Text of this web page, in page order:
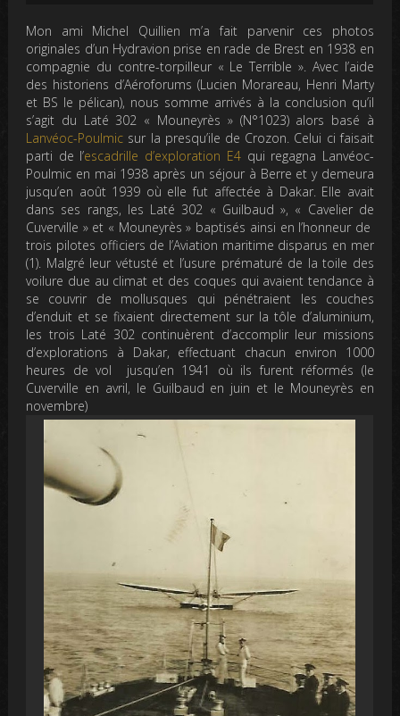
Mon ami Michel Quillien m’a fait parvenir ces photos
originales d’un Hydravion prise en rade de Brest en 1938 en
compagnie du contre-torpilleur « Le Terrible ». Avec l’aide
des historiens d’Aéroforums (Lucien Morareau, Henri Marty
et BS le pélican), nous somme arrivés à la conclusion qu’il
s’agit du Laté 302 « Mouneyrès » (N°1023) alors basé à
Lanvéoc-Poulmic sur la presqu’ile de Crozon. Celui ci faisait
parti de l’escadrille d’exploration E4qui regagna Lanvéoc-
Poulmic en mai 1938 après un séjour à Berre et y demeura
jusqu’en août 1939 où elle fut affectée à Dakar. Elle avait
dans ses rangs, les Laté 302 « Guilbaud », « Cavelier de
Cuverville » et « Mouneyrès » baptisés ainsi en l’honneur de
trois pilotes officiers de l’Aviation maritime disparus en mer
(1). Malgré leur vétusté et l’usure prématuré de la toile des
voilure due au climat et des coques qui avaient tendance à
se couvrir de mollusques qui pénétraient les couches
d’enduit et se fixaient directement sur la tôle d’aluminium,
les trois Laté 302 continuèrent d’accomplir leur missions
d’explorations à Dakar, effectuant chacun environ 1000
heures de vol jusqu’en 1941 où ils furent réformés (le
Cuverville en avril, le Guilbaud en juin et le Mouneyrès en
novembre)